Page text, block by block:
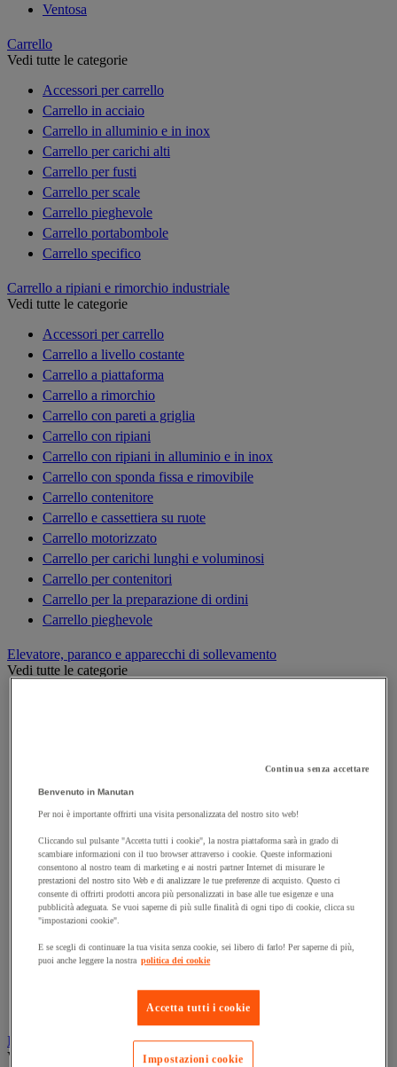
Ventosa
Carrello
Vedi tutte le categorie
Accessori per carrello
Carrello in acciaio
Carrello in alluminio e in inox
Carrello per carichi alti
Carrello per fusti
Carrello per scale
Carrello pieghevole
Carrello portabombole
Carrello specifico
Carrello a ripiani e rimorchio industriale
Vedi tutte le categorie
Accessori per carrello
Carrello a livello costante
Carrello a piattaforma
Carrello a rimorchio
Carrello con pareti a griglia
Carrello con ripiani
Carrello con ripiani in alluminio e in inox
Carrello con sponda fissa e rimovibile
Carrello contenitore
Carrello e cassettiera su ruote
Carrello motorizzato
Carrello per carichi lunghi e voluminosi
Carrello per contenitori
Carrello per la preparazione di ordini
Carrello pieghevole
Elevatore, paranco e apparecchi di sollevamento
Vedi tutte le categorie
Gru
Gru a portale da officina
Gru idraulica da officina
Magnete di sollevamento
Paranco di sollevamento
Ponte di carico e rampa di accesso
Rampa di sollevamento e cuneo per ruota
Solleva-pallet
Imbracatura e accessori di sollevamento
Vedi tutte le categorie
Continua senza accettare
Benvenuto in Manutan
Per noi è importante offrirti una visita personalizzata del nostro sito web!
Cliccando sul pulsante "Accetta tutti i cookie", la nostra piattaforma sarà in grado di
scambiare informazioni con il tuo browser attraverso i cookie. Queste informazioni
consentono al nostro team di marketing e ai nostri partner Internet di misurare le
prestazioni del nostro sito Web e di analizzare le tue preferenze di acquisto. Questo ci
consente di offrirti prodotti ancora più personalizzati in base alle tue esigenze e una
pubblicità adeguata. Se vuoi saperne di più sulle finalità di ogni tipo di cookie, clicca su
"impostazioni cookie".
E se scegli di continuare la tua visita senza cookie, sei libero di farlo! Per saperne di più,
puoi anche leggere la nostra politica dei cookie
Accetta tutti i cookie
Impostazioni cookie